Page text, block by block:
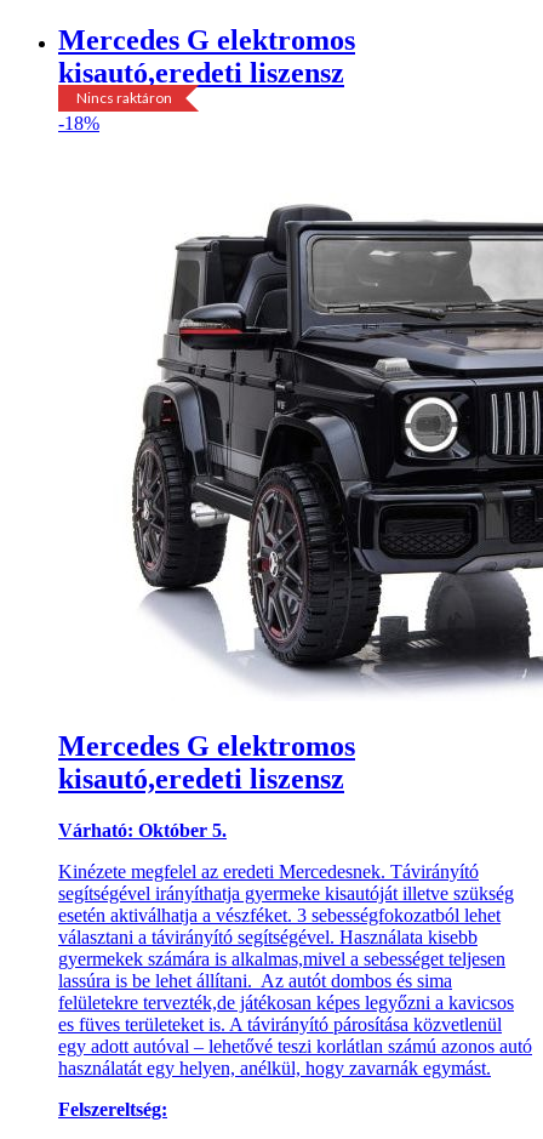
Nincs raktáron
Mercedes G elektromos
kisautó,eredeti liszensz
-18%
Mercedes G elektromos
kisautó,eredeti liszensz
Várható: Október 5.
Kinézete megfelel az eredeti Mercedesnek. Távirányító
segítségével irányíthatja gyermeke kisautóját illetve szükség
esetén aktiválhatja a vészféket. 3 sebességfokozatból lehet
választani a távirányító segítségével. Használata kisebb
gyermekek számára is alkalmas,mivel a sebességet teljesen
lassúra is be lehet állítani. Az autót dombos és sima
felületekre tervezték,de játékosan képes legyőzni a kavicsos
es füves területeket is. A távirányító párosítása közvetlenül
egy adott autóval – lehetővé teszi korlátlan számú azonos autó
használatát egy helyen, anélkül, hogy zavarnák egymást.
Felszereltség: